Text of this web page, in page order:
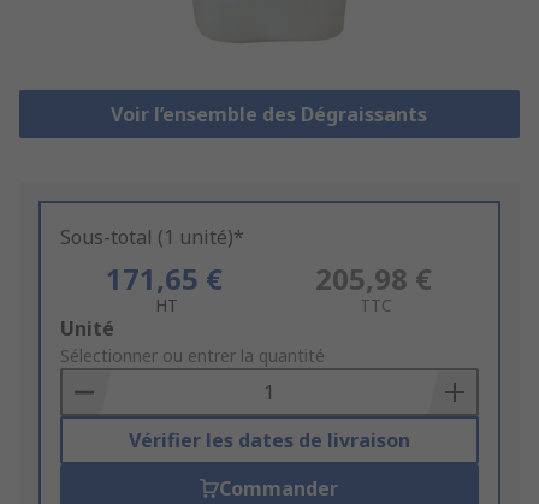
Voir l’ensemble des Dégraissants
Sous-total (1 unité)*
171,65 €
HT
205,98 €
TTC
Add
to
Basket
Unité
Sélectionner ou entrer la quantité
Vérifier les dates de livraison
Commander